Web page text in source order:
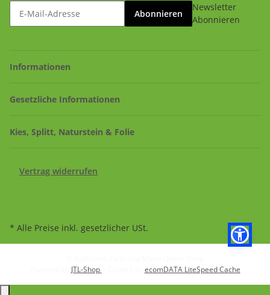
Abonnieren
Newsletter
Abonnieren
Informationen
Gesetzliche Informationen
Kies, Splitt, Naturstein & Folie
Vertrag widerrufen
* Alle Preise inkl. gesetzlicher USt.
JTL-Shop ecomDATA LiteSpeed Cache